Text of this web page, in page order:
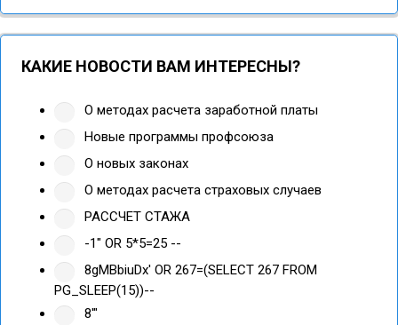
КАКИЕ НОВОСТИ ВАМ ИНТЕРЕСНЫ?
О методах расчета заработной платы
Новые программы профсоюза
О новых законах
О методах расчета страховых случаев
РАССЧЕТ СТАЖА
-1" OR 5*5=25 --
8gMBbiuDx' OR 267=(SELECT 267 FROM
PG_SLEEP(15))--
8'"